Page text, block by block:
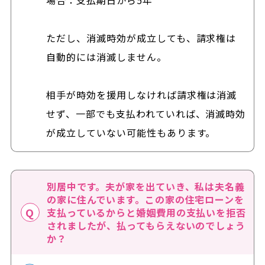
ただし、消滅時効が成立しても、請求権は
自動的には消滅しません。
相手が時効を援用しなければ請求権は消滅
せず、一部でも支払われていれば、消滅時効
が成立していない可能性もあります。
別居中です。夫が家を出ていき、私は夫名義
の家に住んでいます。この家の住宅ローンを
支払っているからと婚姻費用の支払いを拒否
されましたが、払ってもらえないのでしょう
か？